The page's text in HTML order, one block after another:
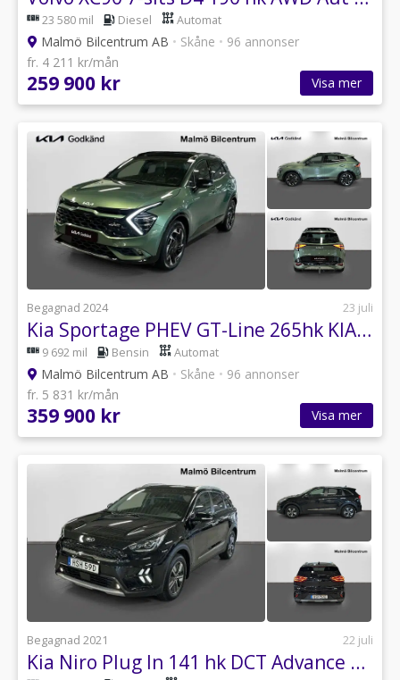
23 580 mil Diesel Automat
Malmö Bilcentrum AB • Skåne • 96 annonser
fr. 4 211 kr/mån
259 900 kr Visa mer
Begagnad 2024 23 juli
Kia Sportage PHEV GT-Line 265hk KIA GODKÄND .Panorama. Drag
9 692 mil Bensin Automat
Malmö Bilcentrum AB • Skåne • 96 annonser
fr. 5 831 kr/mån
359 900 kr Visa mer
Begagnad 2021 22 juli
Kia Niro Plug In 141 hk DCT Advance Plus